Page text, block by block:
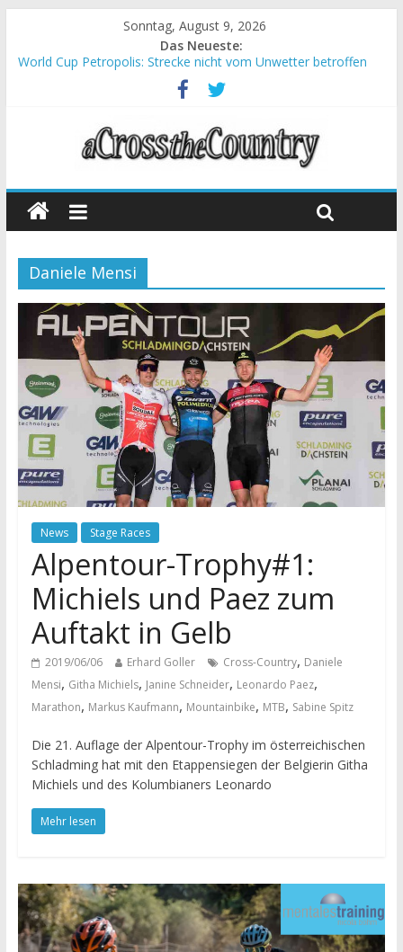
Sonntag, August 9, 2026
Das Neueste:
World Cup Petropolis: Strecke nicht vom Unwetter betroffen
Krumbach und Obergessertshausen: Mountainbike-Bundesliga
Supercup Massi Banyoles: Siege für Carod und Richards
Halbzeit beim Andalucia Bike Race: Weltmeister Seewald führt
Chelva: Schweizer Doppelsieg beim ersten XCO-Rennen der
Daniele Mensi
News Stage Races
Alpentour-Trophy#1:
Michiels und Paez zum
Auftakt in Gelb
2019/06/06 Erhard Goller Cross-Country, Daniele
Mensi, Githa Michiels, Janine Schneider, Leonardo Paez,
Marathon, Markus Kaufmann, Mountainbike, MTB, Sabine Spitz
Die 21. Auflage der Alpentour-Trophy im österreichischen
Schladming hat mit den Etappensiegen der Belgierin Githa
Michiels und des Kolumbianers Leonardo
Mehr lesen